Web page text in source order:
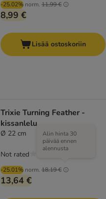
-25.02% norm. 11,99 €
8,99 €
Lisää ostoskoriin
Trixie Turning Feather -
kissanlelu
Ø 22 cm
-25.01% norm. 18,19 €
Alin hinta 30
päivää ennen
alennusta
13,64 €
Not rated